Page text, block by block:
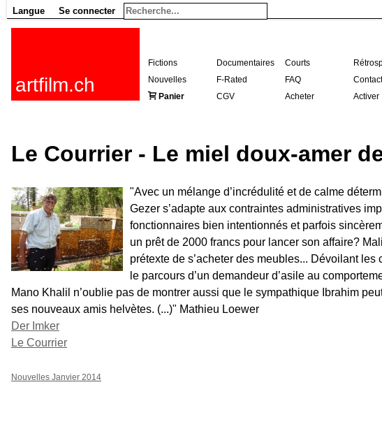
Langue Se connecter
artfilm.ch
Fictions Documentaires Courts
Nouvelles
F-Rated FAQ Contact
Panier
CGV Acheter Activer
Le Courrier - Le miel doux-amer
"Avec un mélange d’incrédulité et de calme
Gezer s’adapte aux contraintes administratives
fonctionnaires bien intentionnés et parfois
un prêt de 2000 francs pour lancer son affaire?
prétexte de s’acheter des meubles... Dévoilant
le parcours d’un demandeur d’asile au
Mano Khalil n’oublie pas de montrer aussi que le sympathique Ibrahim
ses nouveaux amis helvètes. (...)" Mathieu Loewer
Der Imker
Le Courrier
Nouvelles Janvier 2014